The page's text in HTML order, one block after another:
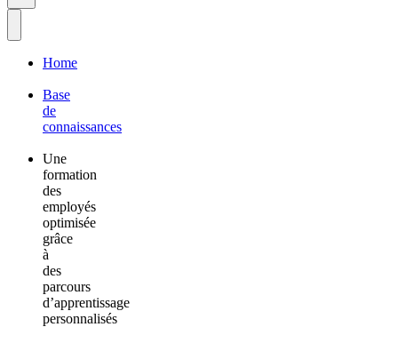
Home
Base
de
connaissances
Une
formation
des
employés
optimisée
grâce
à
des
parcours
d’apprentissage
personnalisés